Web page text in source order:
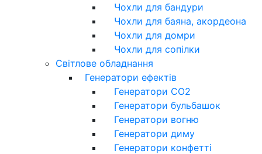
Чохли для бандури
Чохли для баяна, акордеона
Чохли для домри
Чохли для сопілки
Світлове обладнання
Генератори ефектів
Генератори CO2
Генератори бульбашок
Генератори вогню
Генератори диму
Генератори конфетті